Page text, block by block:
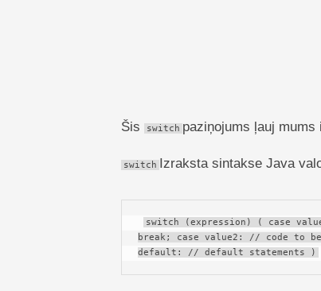
Šis switch paziņojums ļauj
switch Izraksta sintakse Java
switch (expression) ( case
break; case value2: // code to
default: // default statements )